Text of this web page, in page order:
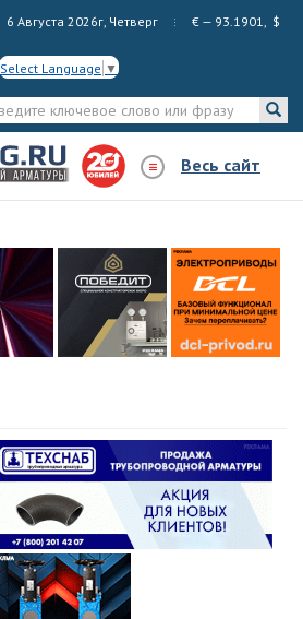
6 Августа 2026г, Четверг € — 93.1901, $
Select Language ▼
Весь сайт